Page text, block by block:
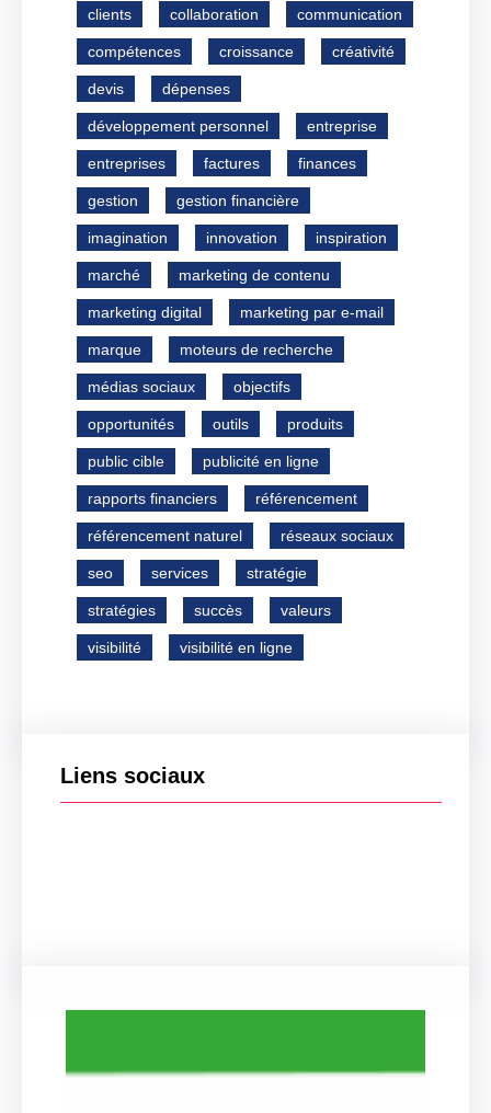
clients collaboration communication
compétences croissance créativité
devis dépenses
développement personnel entreprise
entreprises factures finances
gestion gestion financière
imagination innovation inspiration
marché marketing de contenu
marketing digital marketing par e-mail
marque moteurs de recherche
médias sociaux objectifs
opportunités outils produits
public cible publicité en ligne
rapports financiers référencement
référencement naturel réseaux sociaux
seo services stratégie
stratégies succès valeurs
visibilité visibilité en ligne
Liens sociaux